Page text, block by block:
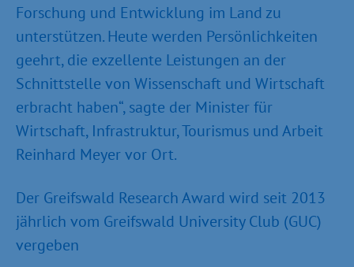
Forschung und Entwicklung im Land zu
unterstützen. Heute werden Persönlichkeiten
geehrt, die exzellente Leistungen an der
Schnittstelle von Wissenschaft und Wirtschaft
erbracht haben“, sagte der Minister für
Wirtschaft, Infrastruktur, Tourismus und Arbeit
Reinhard Meyer vor Ort.
Der Greifswald Research Award wird seit 2013
jährlich vom Greifswald University Club (GUC)
vergeben